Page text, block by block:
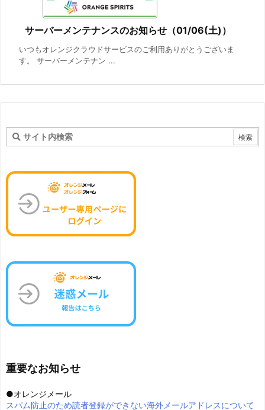
サーバーメンテナンスのお知らせ（01/06(土)）
いつもオレンジクラウドサービスのご利用ありがとうございま
す。 サーバーメンテナン ...
重要なお知らせ
●オレンジメール
スパム防止のため読者登録ができない海外メールアドレスについて